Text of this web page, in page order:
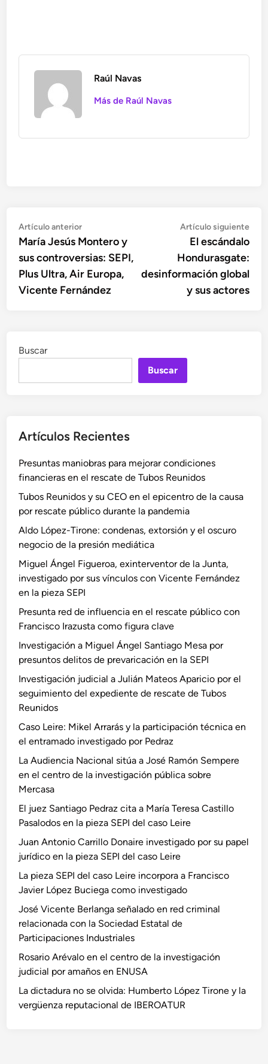
Raúl Navas
Más de Raúl Navas
Navegación
de
entradas
Artículo anteriorArtículo
anterior:
María Jesús Montero y
sus controversias: SEPI,
Plus Ultra, Air Europa,
Vicente Fernández
Artículo siguiente
El escándalo
Hondurasgate:
desinformación global
y sus actores
Buscar
Buscar
Artículos Recientes
Presuntas maniobras para mejorar condiciones
financieras en el rescate de Tubos Reunidos
Tubos Reunidos y su CEO en el epicentro de la causa
por rescate público durante la pandemia
Aldo López-Tirone: condenas, extorsión y el oscuro
negocio de la presión mediática
Miguel Ángel Figueroa, exinterventor de la Junta,
investigado por sus vínculos con Vicente Fernández
en la pieza SEPI
Presunta red de influencia en el rescate público con
Francisco Irazusta como figura clave
Investigación a Miguel Ángel Santiago Mesa por
presuntos delitos de prevaricación en la SEPI
Investigación judicial a Julián Mateos Aparicio por el
seguimiento del expediente de rescate de Tubos
Reunidos
Caso Leire: Mikel Arrarás y la participación técnica en
el entramado investigado por Pedraz
La Audiencia Nacional sitúa a José Ramón Sempere
en el centro de la investigación pública sobre
Mercasa
El juez Santiago Pedraz cita a María Teresa Castillo
Pasalodos en la pieza SEPI del caso Leire
Juan Antonio Carrillo Donaire investigado por su papel
jurídico en la pieza SEPI del caso Leire
La pieza SEPI del caso Leire incorpora a Francisco
Javier López Buciega como investigado
José Vicente Berlanga señalado en red criminal
relacionada con la Sociedad Estatal de
Participaciones Industriales
Rosario Arévalo en el centro de la investigación
judicial por amaños en ENUSA
La dictadura no se olvida: Humberto López Tirone y la
vergüenza reputacional de IBEROATUR